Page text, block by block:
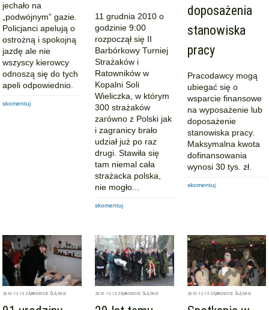
jechało na
„podwójnym” gazie.
Policjanci apelują o
ostrożną i spokojną
jazdę ale nie
wszyscy kierowcy
odnoszą się do tych
apeli odpowiednio.
skomentuj
11 grudnia 2010 o
godzinie 9:00
rozpoczął się II
Barbórkowy Turniej
Strażaków i
Ratowników w
Kopalni Soli
Wieliczka, w którym
300 strażaków
zarówno z Polski jak
i zagranicy brało
udział już po raz
drugi. Stawiła się
tam niemal cała
strażacka polska,
nie mogło...
skomentuj
doposażenia
stanowiska
pracy
Pracodawcy mogą
ubiegać się o
wsparcie finansowe
na wyposażenie lub
doposażenie
stanowiska pracy.
Maksymalna kwota
dofinansowania
wynosi 30 tys. zł.
skomentuj
2010-12-13 ZĄBKOWICE ŚLĄSKIE 2010-12-13 ZĄBKOWICE ŚLĄSKIE 2010-12-13 ZĄBKOWICE ŚLĄSKIE